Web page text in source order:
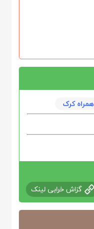
گزاش خرابی لینک